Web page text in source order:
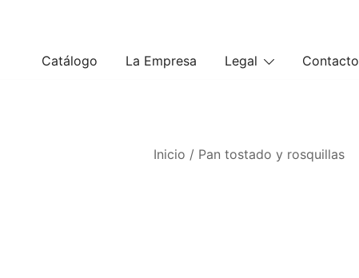
Catálogo La Empresa Legal Contacto
Inicio / Pan tostado y rosquillas